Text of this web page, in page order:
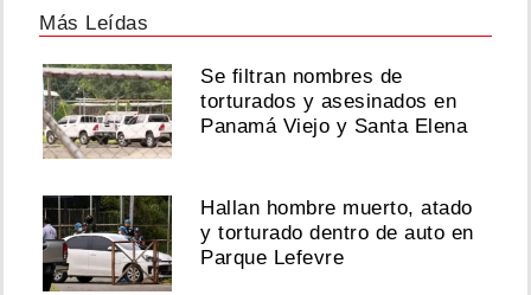
Más Leídas
Se filtran nombres de
torturados y asesinados en
Panamá Viejo y Santa Elena
Hallan hombre muerto, atado
y torturado dentro de auto en
Parque Lefevre